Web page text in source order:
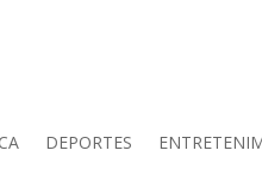
DEPORTES